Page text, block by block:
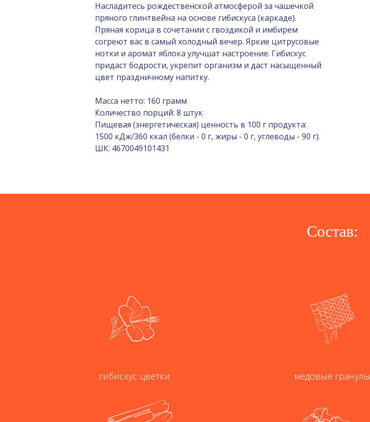
Насладитесь рождественской атмосферой за чашечкой
пряного глинтвейна на основе гибискуса (каркаде).
Пряная корица в сочетании с гвоздикой и имбирем
согреют вас в самый холодный вечер. Яркие цитрусовые
нотки и аромат яблока улучшат настроение. Гибискус
придаст бодрости, укрепит организм и даст насыщенный
цвет праздничному напитку.
Масса нетто: 160 грамм
Количество порций: 8 штук
Пищевая (энергетическая) ценность в 100 г продукта:
1500 кДж/360 ккал (белки - 0 г, жиры - 0 г, углеводы - 90 г).
ШК: 4670049101431
Состав:
гибискус цветки медовые гранулы